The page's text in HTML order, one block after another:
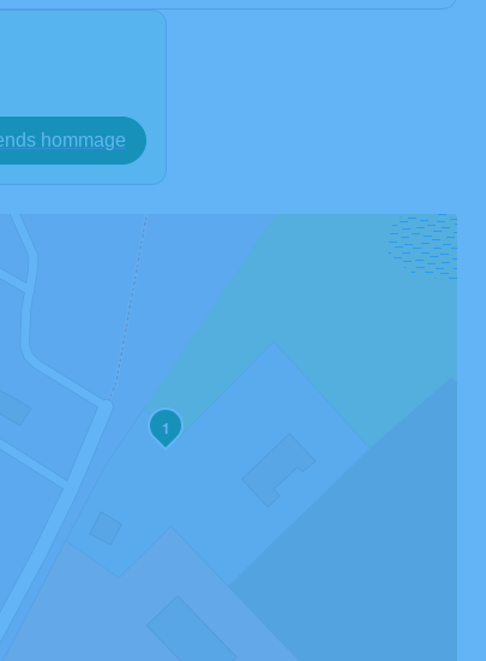
hommage
1